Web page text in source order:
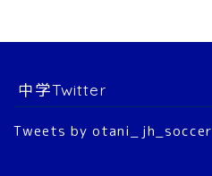
中学Twitter
Tweets by otani_jh_soccer